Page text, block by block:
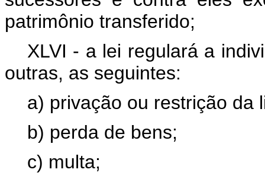
patrimônio transferido;
XLVI - a lei regulará a
outras, as seguintes:
a) privação ou restrição da
b) perda de bens;
c) multa;